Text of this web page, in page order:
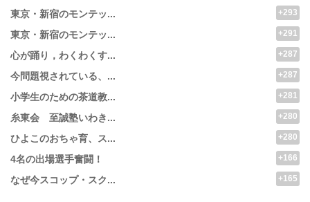
東京・新宿のモンテッ... +293
東京・新宿のモンテッ... +291
心が踊り，わくわくす... +287
今問題視されている、... +287
小学生のための茶道教... +281
糸東会 至誠塾いわき... +280
ひよこのおちゃ育、ス... +280
4名の出場選手奮闘！ +166
なぜ今スコップ・スク... +165